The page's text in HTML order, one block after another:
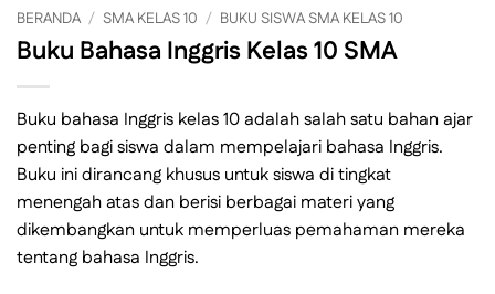
BERANDA / SMA KELAS 10 / BUKU SISWA SMA KELAS 10
Buku Bahasa Inggris Kelas 10 SMA
Buku bahasa Inggris kelas 10 adalah salah satu bahan ajar
penting bagi siswa dalam mempelajari bahasa Inggris.
Buku ini dirancang khusus untuk siswa di tingkat
menengah atas dan berisi berbagai materi yang
dikembangkan untuk memperluas pemahaman mereka
tentang bahasa Inggris.